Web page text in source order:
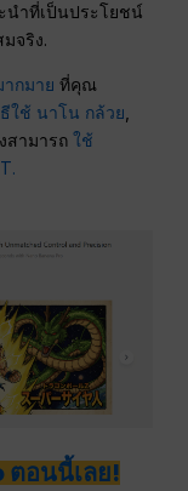
ำที่เป็นประโยชน์
จริง.
กมาย ที่คุณ
ใช้ นาโน กล้วย,
สามารถใช้
ตอนนี้เลย!